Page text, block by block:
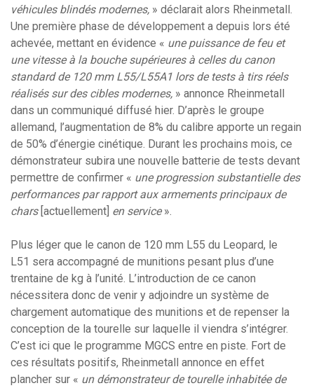
véhicules blindés modernes, » déclarait alors Rheinmetall.
Une première phase de développement a depuis lors été
achevée, mettant en évidence « une puissance de feu et
une vitesse à la bouche supérieures à celles du canon
standard de 120 mm L55/L55A1 lors de tests à tirs réels
réalisés sur des cibles modernes, » annonce Rheinmetall
dans un communiqué diffusé hier. D’après le groupe
allemand, l’augmentation de 8% du calibre apporte un regain
de 50% d’énergie cinétique. Durant les prochains mois, ce
démonstrateur subira une nouvelle batterie de tests devant
permettre de confirmer « une progression substantielle des
performances par rapport aux armements principaux de
chars [actuellement] en service».
Plus léger que le canon de 120 mm L55 du Leopard, le
L51 sera accompagné de munitions pesant plus d’une
trentaine de kg à l’unité. L’introduction de ce canon
nécessitera donc de venir y adjoindre un système de
chargement automatique des munitions et de repenser la
conception de la tourelle sur laquelle il viendra s’intégrer.
C’est ici que le programme MGCS entre en piste. Fort de
ces résultats positifs, Rheinmetall annonce en effet
plancher sur « un démonstrateur de tourelle inhabitée de